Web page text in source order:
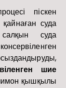
піскен
суда
суда
шие
қышқылы